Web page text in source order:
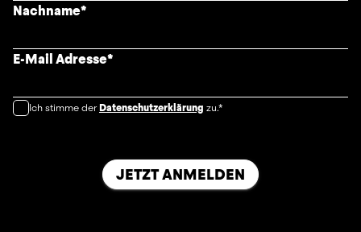
Nachname*
E-Mail Adresse*
Ich stimme derDatenschutzerklärung zu.*
JETZT ANMELDEN